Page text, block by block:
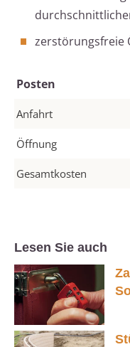
zerstörungsfreie
Posten
Anfahrt
Öffnung
Gesamtkosten
Lesen Sie auch